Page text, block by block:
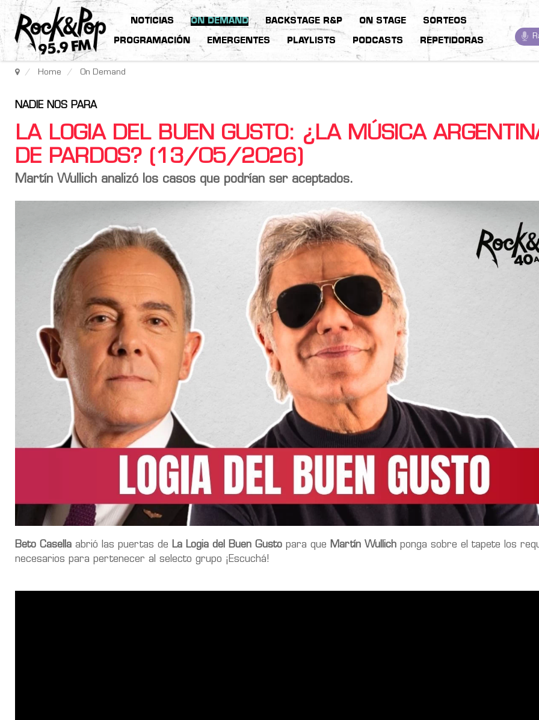
NOTICIAS ON DEMAND BACKSTAGE R&P ON STAGE SORTEOS
PROGRAMACIÓN EMERGENTES PLAYLISTS PODCASTS REPETIDORAS
Home On Demand
NADIE NOS PARA
LA LOGIA DEL BUEN GUSTO: ¿LA MÚSICA
DE PARDOS? (13/05/2026)
Martín Wullich analizó los casos que podrían ser aceptados.
Beto Casella abrió las puertas de La Logia del Buen Gusto para que Martín Wullich ponga sobre el tapete los
necesarios para pertenecer al selecto grupo ¡Escuchá!